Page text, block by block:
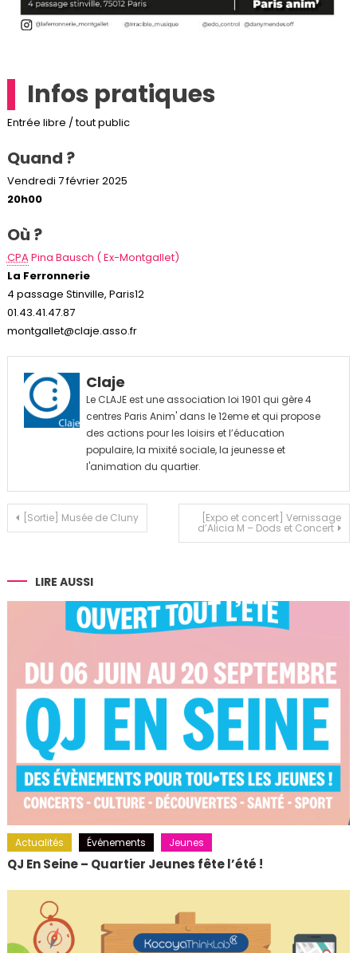
Infos pratiques
Entrée libre / tout public
Quand ?
Vendredi 7 février 2025
20h00
Où ?
CPAPina Bausch ( Ex-Montgallet)
La Ferronnerie
4 passage Stinville, Paris12
01.43.41.47.87
montgallet@claje.asso.fr
Claje
Le CLAJE est une association loi 1901 qui gère 4
centres Paris Anim' dans le 12eme et qui propose
des actions pour les loisirs et l’éducation
populaire, la mixité sociale, la jeunesse et
l'animation du quartier.
Navigation
l’article
[Sortie] Musée de Cluny [Expo et concert] Vernissage
d’Alicia M – Dods et Concert
LIRE AUSSI
Actualités Événements Jeunes
QJ En Seine – Quartier Jeunes fête l’été !